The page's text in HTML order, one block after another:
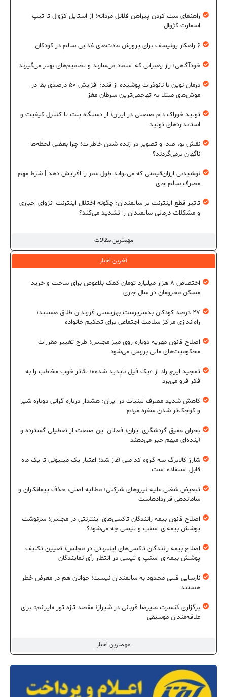
مهمترین مقالات
راهنمای ست کردن پیراهن فلانل مردانه؛ از استایل کژوال تا تیپ
اسمارت کژوال
۶ راهکار یونیسف برای پرورش عادت‌های غذایی سالم در کودکان
خودآگاهی؛ راز رهبرانی که اعتماد می‌سازند و تصمیم‌های بهتر می‌گیرند
درمان نوین با نانوذرات پوشیده از قند؛ افزایش ۵۰ درصدی بقا در
موش‌های مبتلا به تهاجمی‌ترین سرطان مغز
تولید خوراک دام صنعتی در ایران؛ از دستگاه پلت تا کنترل کیفیت و
استانداردهای تولید
نقش بو، صدا و تصویر در زنده شدن خاطرات؛ چرا بعضی لحظه‌ها
ناگهان برمی‌گردند؟
نوشیدنی ارزان‌قیمتی که می‌تواند طول عمر را افزایش دهد | شرط مهم
مصرف سالم چای
تاثیر قطع اینترنت بر سالمندان؛ چگونه اختلال اینترنت انزوای اجباری
و مشکلات درمانی سالمندان را تشدید می‌کند؟
آخرین اخبار
مهمترین اخبار
اختصاص ۸ هزار میلیارد تومان کمک بلاعوض برای ساخت و خرید
مسکن محرومان در سال جاری
۲۷ درصد کودکان بدسرپرست بهزیستی فرزندان طلاق هستند؛
راه‌اندازی مراکز سلامت اجتماعی برای تحکیم خانواده
اصلاح قانون مهریه دوباره روی میز مجلس؛ طرح تغییر مقررات
محکومیت‌های مالی بررسی می‌شود
تمجید ایرج راد از «یک فیل ناپدید شده»؛ تئاتر خوب مخاطب را به
فکر فرو می‌برد
کاهش شدید مصرف لبنیات در ایران؛ هشدار درباره گرانی دوباره شیر
و کوچک‌تر شدن سفره مردم
بحران عمیق گردشگری ایران؛ فعالان این صنعت از تعطیلی گسترده و
آینده‌ای مبهم خبر می‌دهند
شارژ کالابرگ سه گروه کد ملی آغاز شد؛ اعتبار یک میلیونی تا یک ماه
قابل استفاده است
تبعیض شغلی علیه نیروهای شرکتی؛ مطالبه اصلی، حذف پیمانکاران و
ساماندهی قراردادهاست
اصلاح قانون بیمه رانندگان تاکسی‌های اینترنتی در مجلس؛ سرنوشت
پوشش بیمه‌ای اسنپ و تپسی چه می‌شود؟
اصلاح بیمه رانندگان تاکسی‌های اینترنتی در مجلس؛ تعیین تکلیف
پوشش بیمه‌ای اسنپ و تپسی در انتظار رأی نمایندگان
نارسایی قلبی محدود به سالمندان نیست؛ جوانان هم در معرض خطر
هستند
برگزاری کنسرت علیرضا قربانی در شیراز؛ مقصد تازه تور «ایرانم» برای
علاقه‌مندان موسیقی